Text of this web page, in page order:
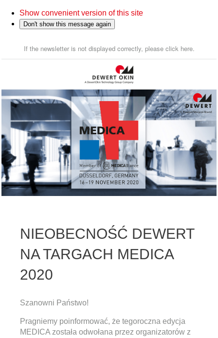
Show convenient version of this site
Don't show this message again
If the newsletter is not displayed correctly, please click here.
NIEOBECNOŚĆ DEWERT
NA TARGACH MEDICA
2020
Szanowni Państwo!
Pragniemy poinformować, że tegoroczna edycja
MEDICA została odwołana przez organizatorów z